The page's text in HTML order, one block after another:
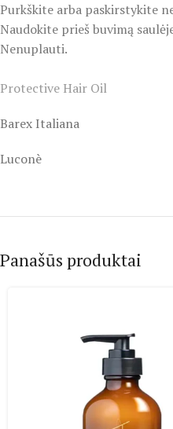
Purkškite arba paskirstykite
Naudokite prieš buvimą
Nenuplauti.
Protective Hair Oil
Barex Italiana
Luconè
Panašūs produktai